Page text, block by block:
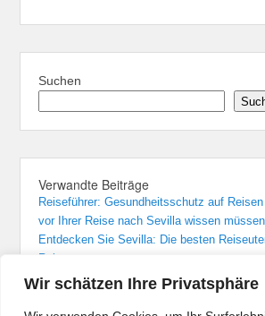
Wir schätzen Ihre Privatsphäre
Suchen
Verwandte Beiträge
Reiseführer: Gesundheitsschutz auf
vor Ihrer Reise nach Sevilla wissen müssen
Entdecken Sie Sevilla: Die besten
Reise
Sevilla: Unvergessliche Übernachtungen in
Von Madrid nach Sevilla: Der bequemste